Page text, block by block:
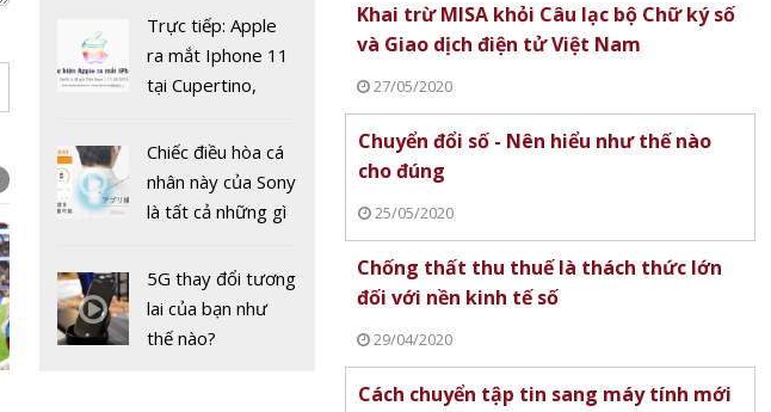
Lịch World Cup 2026 ngày 8/7:
Colombia đối đầu Thụy Sĩ
Lịch World Cup 2026 ngày 1/7:
Pháp, Anh, Mexico và Na Uy
sáng cửa vào vòng 1/8
Kết quả World Cup
30/6: Brazil ngược
nhận sai sót
tranh cãi về nguồn
gốc
Trực tiếp: Apple
ra mắt Iphone 11
tại Cupertino,
Chiếc điều hòa cá
nhân này của Sony
là tất cả những gì
sót qua mùa hè
nóng nực
5G thay đổi tương
lai của bạn như
thế nào?
Khai trừ MISA khỏi Câu lạc bộ Chữ ký số
và Giao dịch điện tử Việt Nam
27/05/2020
Chuyển đổi số - Nên hiểu như thế nào
cho đúng
25/05/2020
Chống thất thu thuế là thách thức lớn
đối với nền kinh tế số
29/04/2020
Cách chuyển tập tin sang máy tính mới